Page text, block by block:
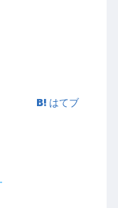
はてブ